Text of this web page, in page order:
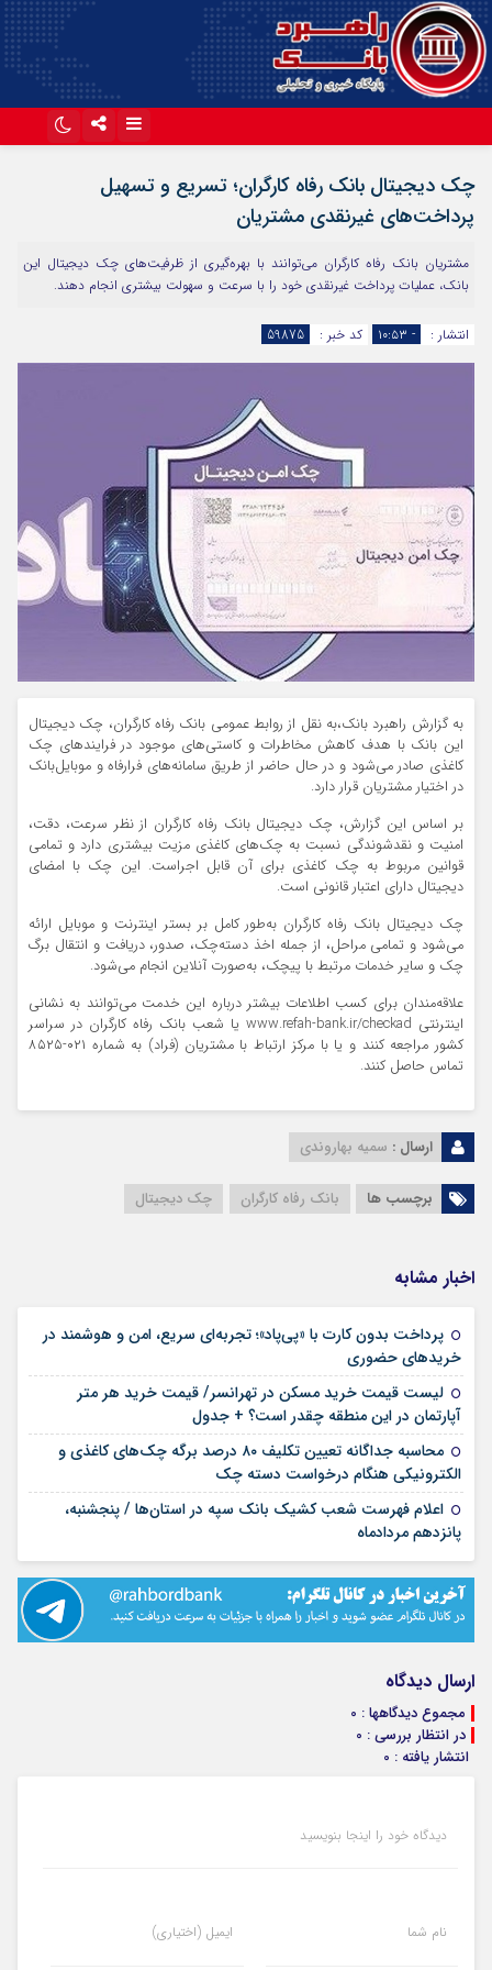
آپارات
چک دیجیتال بانک رفاه کارگران؛ تسریع و تسهیل
پرداخت‌های غیرنقدی مشتریان
مشتریان بانک رفاه کارگران می‌توانند با بهره‌گیری از ظرفیت‌های چک دیجیتال این
بانک، عملیات پرداخت غیرنقدی خود را با سرعت و سهولت بیشتری انجام دهند.
انتشار : - ۱۰:۵۳ کد خبر : 59875
به گزارش راهبرد بانک،به نقل از روابط عمومی بانک رفاه کارگران، چک دیجیتال
این بانک با هدف کاهش مخاطرات و کاستی‌های موجود در فرایندهای چک
کاغذی صادر می‌شود و در حال حاضر از طریق سامانه‌های فرارفاه و موبایل‌بانک
در اختیار مشتریان قرار دارد.
بر اساس این گزارش، چک دیجیتال بانک رفاه کارگران از نظر سرعت، دقت،
امنیت و نقدشوندگی نسبت به چک‌های کاغذی مزیت بیشتری دارد و تمامی
قوانین مربوط به چک کاغذی برای آن قابل اجراست. این چک با امضای
دیجیتال دارای اعتبار قانونی است.
چک دیجیتال بانک رفاه کارگران به‌طور کامل بر بستر اینترنت و موبایل ارائه
می‌شود و تمامی مراحل، از جمله اخذ دسته‌چک، صدور، دریافت و انتقال برگ
چک و سایر خدمات مرتبط با پیچک، به‌صورت آنلاین انجام می‌شود.
علاقه‌مندان برای کسب اطلاعات بیشتر درباره این خدمت می‌توانند به نشانی
اینترنتی www.refah-bank.ir/checkad یا شعب بانک رفاه کارگران در سراسر
کشور مراجعه کنند و یا با مرکز ارتباط با مشتریان (فراد) به شماره ۰۲۱-۸۵۲۵
تماس حاصل کنند.
ارسال : سمیه بهاروندی
برچسب ها بانک رفاه کارگران چک دیجیتال
اخبار مشابه
پرداخت بدون کارت با «پی‌پاد»؛ تجربه‌ای سریع، امن و هوشمند در
خریدهای حضوری
لیست قیمت خرید مسکن در تهرانسر/ قیمت خرید هر متر
آپارتمان در این منطقه چقدر است؟ + جدول
محاسبه جداگانه تعیین تکلیف ۸۰ درصد برگه چک‌های کاغذی و
الکترونیکی هنگام درخواست دسته چک
اعلام فهرست شعب کشیک بانک سپه در استان‌ها / پنجشنبه،
پانزدهم مردادماه
ارسال دیدگاه
مجموع دیدگاهها : 0
در انتظار بررسی : 0
انتشار یافته : 0
دیدگاه خود را اینجا بنویسید
نام شما ایمیل (اختیاری)